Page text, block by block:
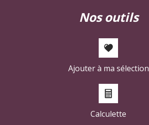
Familles avec 3 enfantsnos outils
Ajouter à ma sélection
Calculette